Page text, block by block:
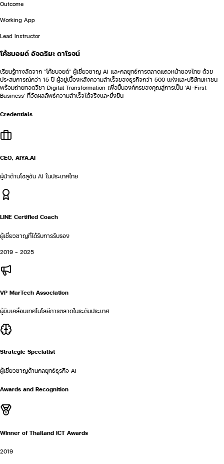
Outcome
Working App
Lead Instructor
โค้ชบอยด์ อัจฉริยะ ดาโรจน์
เรียนรู้ทางลัดจาก "โค้ชบอยด์" ผู้เชี่ยวชาญ AI และกลยุทธ์การตลาดแถวหน้าของไทย ด้วย
ประสบการณ์กว่า 15 ปี ผู้อยู่เบื้องหลังความสำเร็จของธุรกิจกว่า 500 แห่งและบริษัทมหาชน
พร้อมถ่ายทอดวิชา Digital Transformation เพื่อปั้นองค์กรของคุณสู่การเป็น 'AI-First
Business' ที่วัดผลลัพธ์ความสำเร็จได้จริงและยั่งยืน
Credentials
CEO, AIYA.AI
ผู้นำด้านโซลูชัน AI ในประเทศไทย
LINE Certified Coach
ผู้เชี่ยวชาญที่ได้รับการรับรอง
2019 - 2025
VP MarTech Association
ผู้ขับเคลื่อนเทคโนโลยีการตลาดในระดับประเทศ
Strategic Specialist
ผู้เชี่ยวชาญด้านกลยุทธ์ธุรกิจ AI
Awards and Recognition
Winner of Thailand ICT Awards
2019